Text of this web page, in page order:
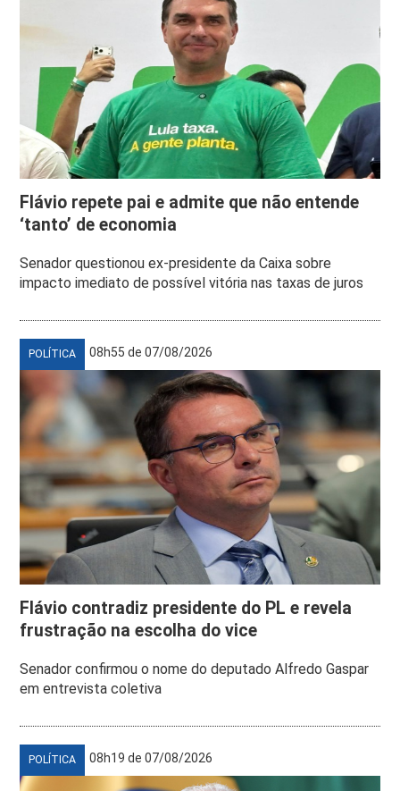
Flávio repete pai e admite que não entende
‘tanto’ de economia
Senador questionou ex-presidente da Caixa sobre
impacto imediato de possível vitória nas taxas de juros
POLÍTICA 08h55 de 07/08/2026
Flávio contradiz presidente do PL e revela
frustração na escolha do vice
Senador confirmou o nome do deputado Alfredo Gaspar
em entrevista coletiva
POLÍTICA 08h19 de 07/08/2026